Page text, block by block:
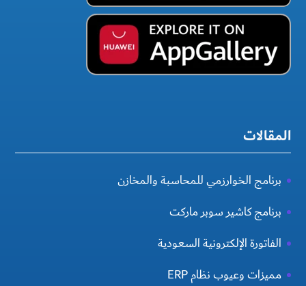
المقالات
برنامج الخوارزمي للمحاسبة والمخازن
برنامج كاشير سوبر ماركت
الفاتورة الإلكترونية السعودية
مميزات وعيوب نظام ERP